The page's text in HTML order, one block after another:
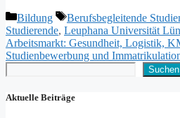
Kategorien
Bildung Schlagwörter
Berufsbegleitende
Studierende, Leuphana Universität
Arbeitsmarkt: Gesundheit, Logistik,
Studienbewerbung und
Suchen
Suchen
Aktuelle Beiträge